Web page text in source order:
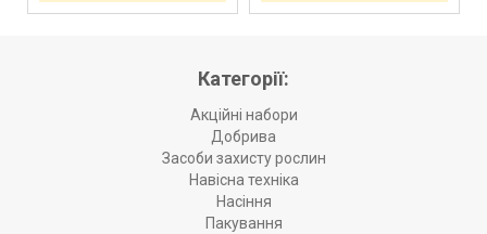
Категорії:
Акційні набори
Добрива
Засоби захисту рослин
Навісна техніка
Насіння
Пакування